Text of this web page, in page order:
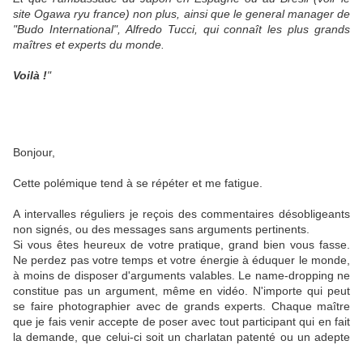
site Ogawa ryu france) non plus, ainsi que le general manager de
"Budo International", Alfredo Tucci, qui connaît les plus grands
maîtres et experts du monde.
Voilà !"
Bonjour,
Cette polémique tend à se répéter et me fatigue.
A intervalles réguliers je reçois des commentaires désobligeants
non signés, ou des messages sans arguments pertinents.
Si vous êtes heureux de votre pratique, grand bien vous fasse.
Ne perdez pas votre temps et votre énergie à éduquer le monde,
à moins de disposer d'arguments valables. Le name-dropping ne
constitue pas un argument, même en vidéo. N'importe qui peut
se faire photographier avec de grands experts. Chaque maître
que je fais venir accepte de poser avec tout participant qui en fait
la demande, que celui-ci soit un charlatan patenté ou un adepte